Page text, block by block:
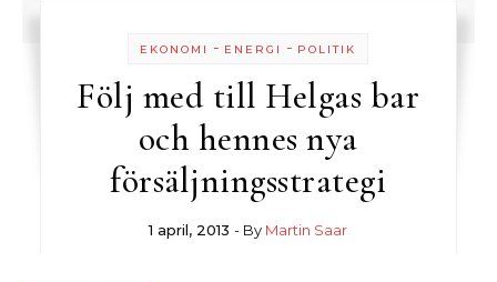
EKONOMI - ENERGI - POLITIK
Följ med till Helgas bar
och hennes nya
försäljningsstrategi
1 april, 2013 - By Martin Saar